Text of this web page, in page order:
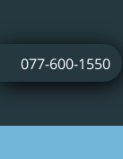
077-600-1550